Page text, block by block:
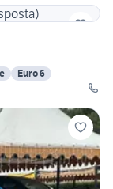
Euro 6